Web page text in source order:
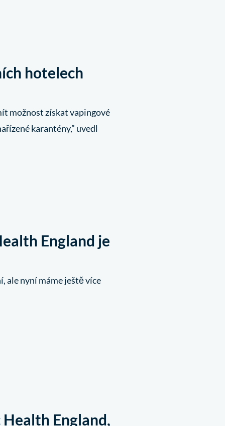
hotelech
možnost získat vapingové
karantény,” uvedl
England je
ale nyní máme ještě více
England,